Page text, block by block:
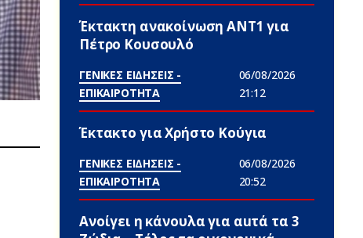
Έκτακτη ανακοίνωση ΑΝΤ1 για
Πέτρο Κουσουλό
ΓΕΝΙΚΕΣ ΕΙΔΗΣΕΙΣ -
ΕΠΙΚΑΙΡΟΤΗΤΑ
06/08/2026
21:12
Έκτακτο για Χρήστο Κούγια
ΓΕΝΙΚΕΣ ΕΙΔΗΣΕΙΣ -
ΕΠΙΚΑΙΡΟΤΗΤΑ
06/08/2026
20:52
Ανοίγει η κάνουλα για αuτά τα 3